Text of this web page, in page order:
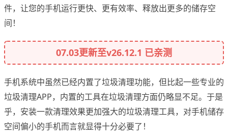
件，让您的手机运行更快、更有效率、释放出更多的储存空
间！
07.03更新至v26.12.1 已亲测
手机系统中虽然已经内置了垃圾清理功能，但比起一些专业的
垃圾清理APP，内置的工具在垃圾清理方面仍略显不足。于是
乎，安装一款清理效果更加强大的垃圾清理工具，对手机储存
空间偏小的手机而言就显得十分必要了！